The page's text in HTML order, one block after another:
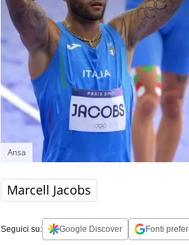
Ansa
Marcell Jacobs
Seguici su: Google Discover Fonti